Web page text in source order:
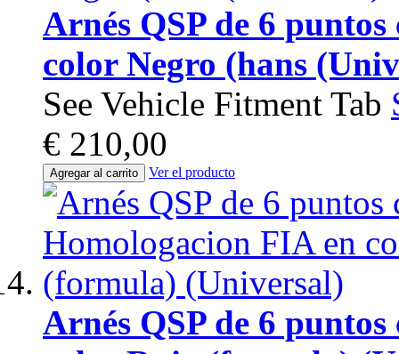
Arnés QSP de 6
color Negro (hans
See Vehicle Fitment Tab
€ 210,00
Agregar al carrito Ver el producto
Arnés QSP de 6